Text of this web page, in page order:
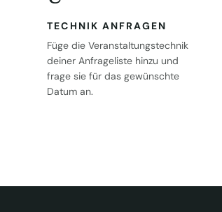
TECHNIK ANFRAGEN
Füge die Veranstaltungstechnik
deiner Anfrageliste hinzu und
frage sie für das gewünschte
Datum an.